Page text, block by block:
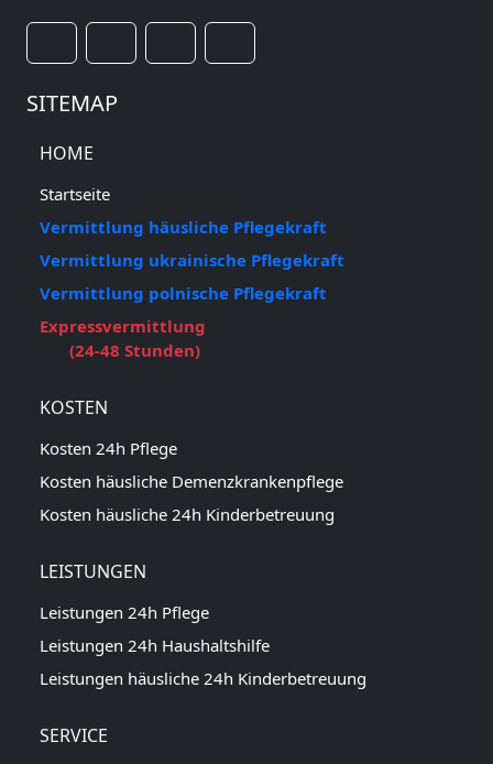
SITEMAP
HOME
Startseite
Vermittlung häusliche Pflegekraft
Vermittlung ukrainische Pflegekraft
Vermittlung polnische Pflegekraft
Expressvermittlung
(24-48 Stunden)
KOSTEN
Kosten 24h Pflege
Kosten häusliche Demenzkrankenpflege
Kosten häusliche 24h Kinderbetreuung
LEISTUNGEN
Leistungen 24h Pflege
Leistungen 24h Haushaltshilfe
Leistungen häusliche 24h Kinderbetreuung
SERVICE